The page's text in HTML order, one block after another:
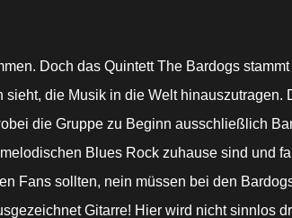
Doch das Quintett The Bardogs
die Musik in die Welt
die Gruppe zu Beginn ausschließlich
Blues Rock zuhause sind und
Fans sollten, nein müssen bei den
Gitarre! Hier wird nicht sinnlos